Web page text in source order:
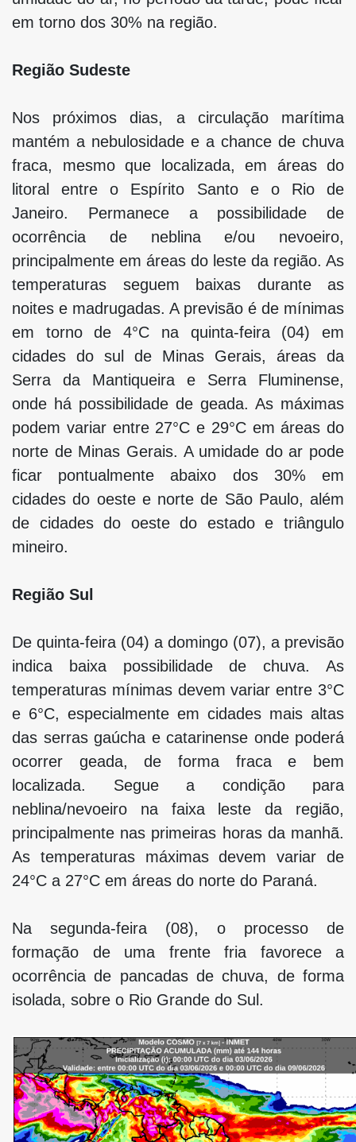
em torno dos 30% na região.
Região Sudeste
Nos próximos dias, a circulação marítima
mantém a nebulosidade e a chance de chuva
fraca, mesmo que localizada, em áreas do
litoral entre o Espírito Santo e o Rio de
Janeiro. Permanece a possibilidade de
ocorrência de neblina e/ou nevoeiro,
principalmente em áreas do leste da região. As
temperaturas seguem baixas durante as
noites e madrugadas. A previsão é de mínimas
em torno de 4°C na quinta-feira (04) em
cidades do sul de Minas Gerais, áreas da
Serra da Mantiqueira e Serra Fluminense,
onde há possibilidade de geada. As máximas
podem variar entre 27°C e 29°C em áreas do
norte de Minas Gerais. A umidade do ar pode
ficar pontualmente abaixo dos 30% em
cidades do oeste e norte de São Paulo, além
de cidades do oeste do estado e triângulo
mineiro.
Região Sul
De quinta-feira (04) a domingo (07), a previsão
indica baixa possibilidade de chuva. As
temperaturas mínimas devem variar entre 3°C
e 6°C, especialmente em cidades mais altas
das serras gaúcha e catarinense onde poderá
ocorrer geada, de forma fraca e bem
localizada. Segue a condição para
neblina/nevoeiro na faixa leste da região,
principalmente nas primeiras horas da manhã.
As temperaturas máximas devem variar de
24°C a 27°C em áreas do norte do Paraná.
Na segunda-feira (08), o processo de
formação de uma frente fria favorece a
ocorrência de pancadas de chuva, de forma
isolada, sobre o Rio Grande do Sul.